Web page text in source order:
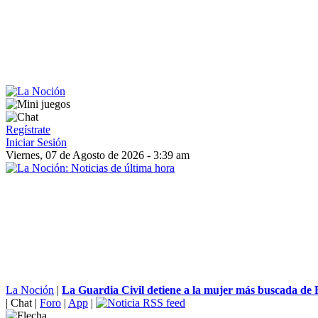
Regístrate
Iniciar Sesión
Viernes, 07 de Agosto de 2026 - 3:39 am
La Noción | La Guardia Civil detiene a la mujer más buscada de
| Chat | Foro | App |